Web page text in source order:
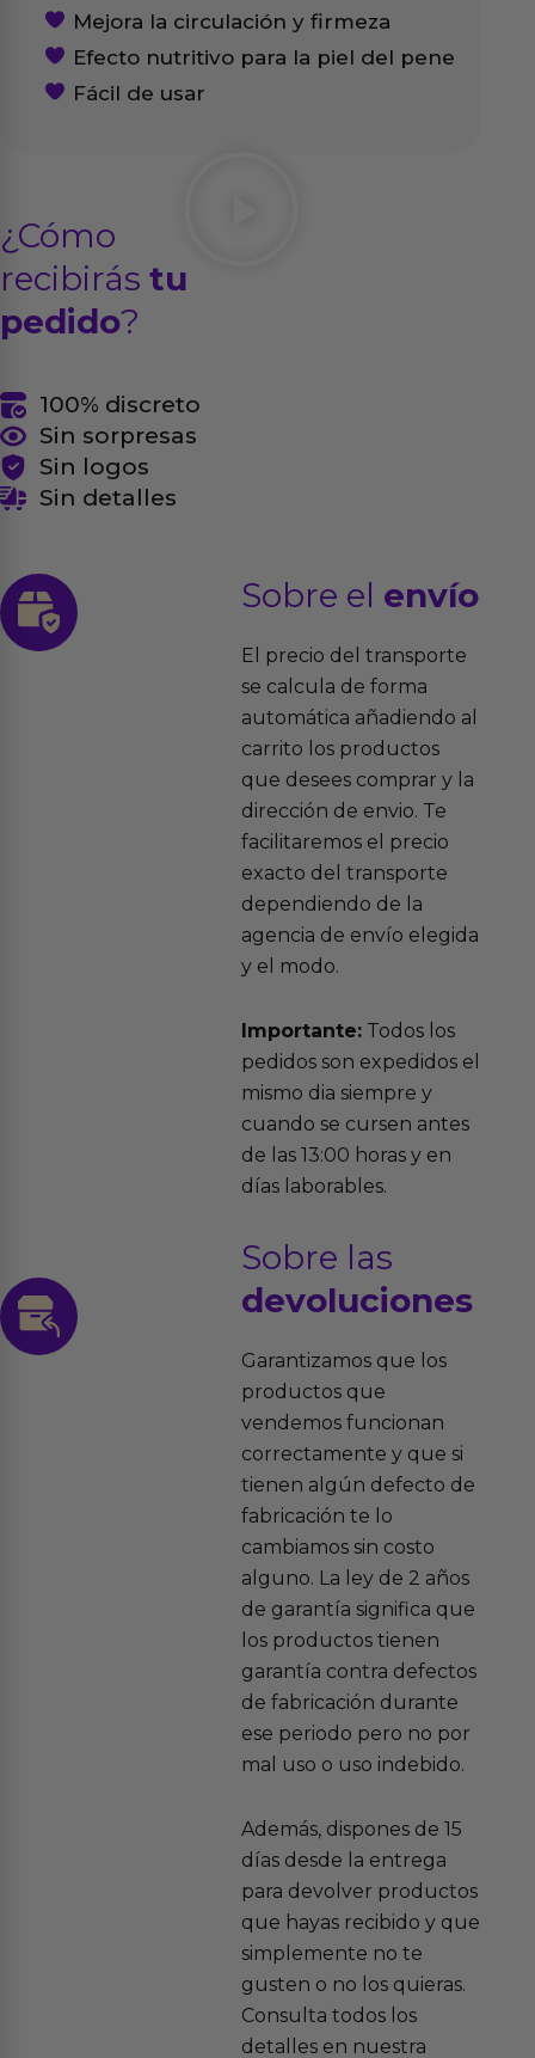
Mejora la circulación y firmeza
Efecto nutritivo para la piel del pene
Fácil de usar
¿Cómo
recibirás tu
pedido?
100% discreto
Sin sorpresas
Sin logos
Sin detalles
Sobre el envío
El precio del transporte
se calcula de forma
automática añadiendo al
carrito los productos
que desees comprar y la
dirección de envio. Te
facilitaremos el precio
exacto del transporte
dependiendo de la
agencia de envío elegida
y el modo.
Importante:Todos los
pedidos son expedidos el
mismo dia siempre y
cuando se cursen antes
de las 13:00 horas y en
días laborables.
Sobre las
devoluciones
Garantizamos que los
productos que
vendemos funcionan
correctamente y que si
tienen algún defecto de
fabricación te lo
cambiamos sin costo
alguno. La ley de 2 años
de garantía significa que
los productos tienen
garantía contra defectos
de fabricación durante
ese periodo pero no por
mal uso o uso indebido.
Además, dispones de 15
días desde la entrega
para devolver productos
que hayas recibido y que
simplemente no te
gusten o no los quieras.
Consulta todos los
detalles en nuestra